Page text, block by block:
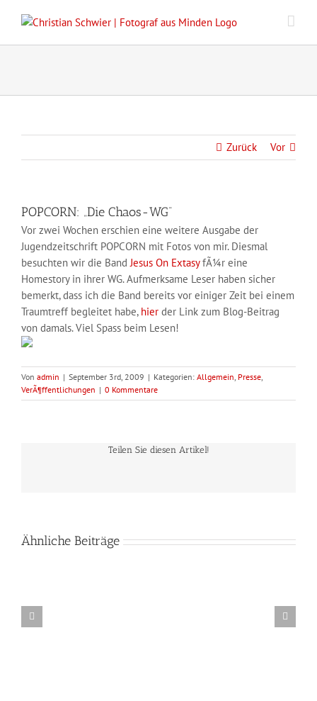
Inhalt
Zurück Vor
POPCORN: „Die Chaos-WG“
Vor zwei Wochen erschien eine weitere Ausgabe der
Jugendzeitschrift POPCORN mit Fotos von mir. Diesmal
besuchten wir die BandJesus On ExtasyfÃ¼r eine
Homestory in ihrer WG. Aufmerksame Leser haben sicher
bemerkt, dass ich die Band bereits vor einiger Zeit bei einem
Traumtreff begleitet habe, hier der Link zum Blog-Beitrag
von damals. Viel Spass beim Lesen!
Von admin | September 3rd, 2009 | Kategorien: Allgemein, Presse,
VerÃ¶ffentlichungen | 0 Kommentare
Teilen Sie diesen Artikel!
Ähnliche Beiträge